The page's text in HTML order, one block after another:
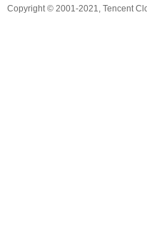
Copyright © 2001-2021, Tencent